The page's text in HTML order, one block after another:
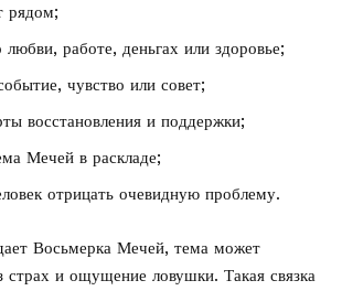
рядом;
любви, работе, деньгах или здоровье;
чувство или совет;
восстановления и поддержки;
Мечей в раскладе;
отрицать очевидную проблему.
Восьмерка Мечей, тема может
страх и ощущение ловушки. Такая связка